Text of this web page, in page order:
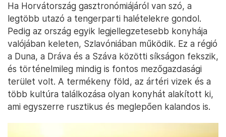
Ha Horvátország gasztronómiájáról van szó, a
legtöbb utazó a tengerparti halételekre gondol.
Pedig az ország egyik legjellegzetesebb konyhája
valójában keleten, Szlavóniában működik. Ez a régió
a Duna, a Dráva és a Száva közötti síkságon fekszik,
és történelmileg mindig is fontos mezőgazdasági
terület volt. A termékeny föld, az ártéri vizek és a
több kultúra találkozása olyan konyhát alakított ki,
ami egyszerre rusztikus és meglepően kalandos is.